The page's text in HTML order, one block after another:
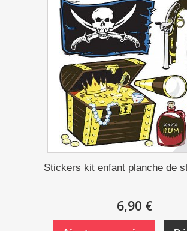
Stickers kit enfant planche de
6,90 €